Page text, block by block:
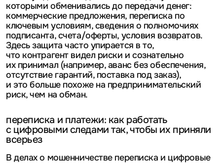
которыми обменивались до передачи денег:
коммерческие предложения, переписка по
ключевым условиям, сведения о полномочиях
подписанта, счета/оферты, условия возвратов.
Здесь защита часто упирается в то,
что контрагент видел риски и сознательно
их принимал (например, аванс без обеспечения,
отсутствие гарантий, поставка под заказ),
и это больше похоже на предпринимательский
риск, чем на обман.
переписка и платежи: как работать
с цифровыми следами так, чтобы их приняли
всерьез
В делах о мошенничестве переписка и цифровые